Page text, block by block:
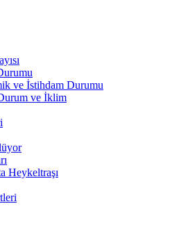
ve İstihdam Durumu
ve İklim
Heykeltraşı